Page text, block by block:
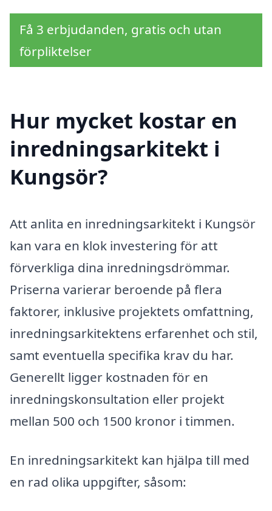
Få 3 erbjudanden, gratis och utan
förpliktelser
Hur mycket kostar en
inredningsarkitekt i
Kungsör?
Att anlita en inredningsarkitekt i Kungsör
kan vara en klok investering för att
förverkliga dina inredningsdrömmar.
Priserna varierar beroende på flera
faktorer, inklusive projektets omfattning,
inredningsarkitektens erfarenhet och stil,
samt eventuella specifika krav du har.
Generellt ligger kostnaden för en
inredningskonsultation eller projekt
mellan 500 och 1500 kronor i timmen.
En inredningsarkitekt kan hjälpa till med
en rad olika uppgifter, såsom: